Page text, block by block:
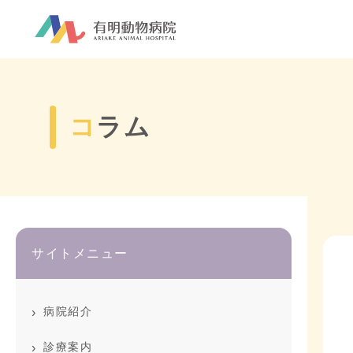
コラム
サイトメニュー
病院紹介
診療案内